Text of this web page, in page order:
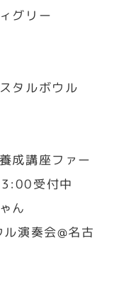
グリー
タルボウル
成講座ファー
受付中
ん
演奏会@名古